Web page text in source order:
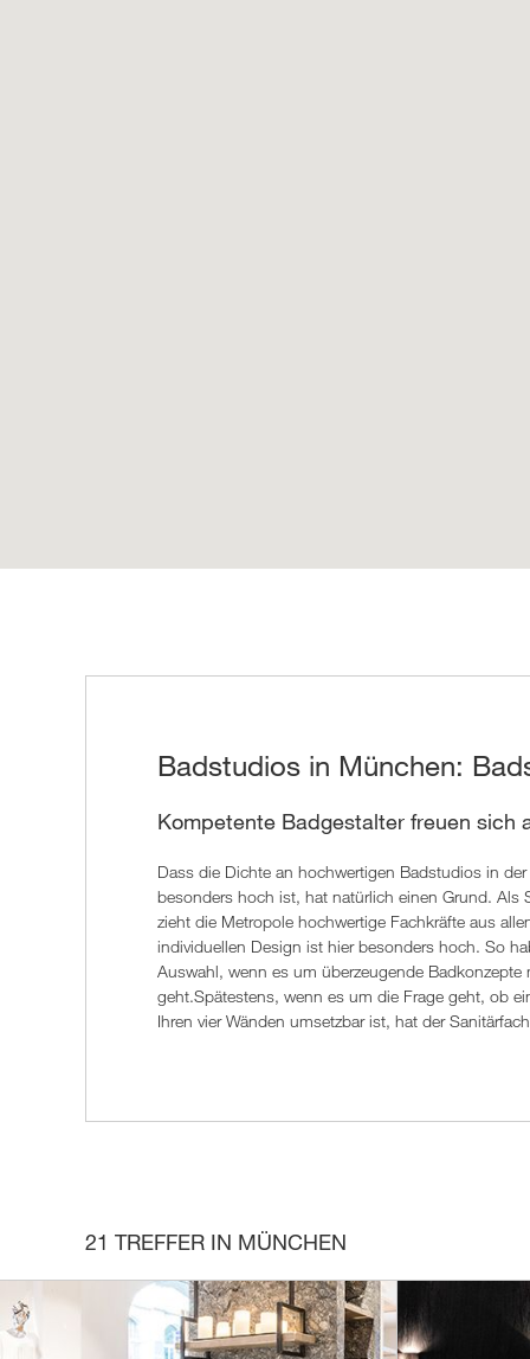
Badstudios in München:
Kompetente Badgestalter freuen sich
Dass die Dichte an hochwertigen Badstudios in
besonders hoch ist, hat natürlich einen Grund. Als
zieht die Metropole hochwertige Fachkräfte aus
individuellen Design ist hier besonders hoch. So
Auswahl, wenn es um überzeugende Badkonzepte
geht.Spätestens, wenn es um die Frage geht, ob
Ihren vier Wänden umsetzbar ist, hat der
Einrichtungshäusern oder dem
Badausstellung vor Ort sehen Sie nicht nur
finden auch überzeugende Sanitärobjekte, die
21 TREFFER IN MÜNCHEN